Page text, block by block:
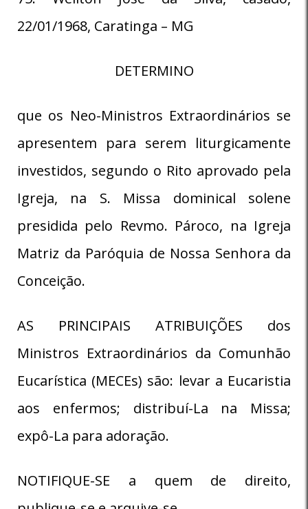
22/01/1968, Caratinga – MG
DETERMINO
que os Neo-Ministros Extraordinários se
apresentem para serem liturgicamente
investidos, segundo o Rito aprovado pela
Igreja, na S. Missa dominical solene
presidida pelo Revmo. Pároco, na Igreja
Matriz da Paróquia de Nossa Senhora da
Conceição.
AS PRINCIPAIS ATRIBUIÇÕES dos
Ministros Extraordinários da Comunhão
Eucarística (MECEs) são: levar a Eucaristia
aos enfermos; distribuí-La na Missa;
expô-La para adoração.
NOTIFIQUE-SE a quem de direito,